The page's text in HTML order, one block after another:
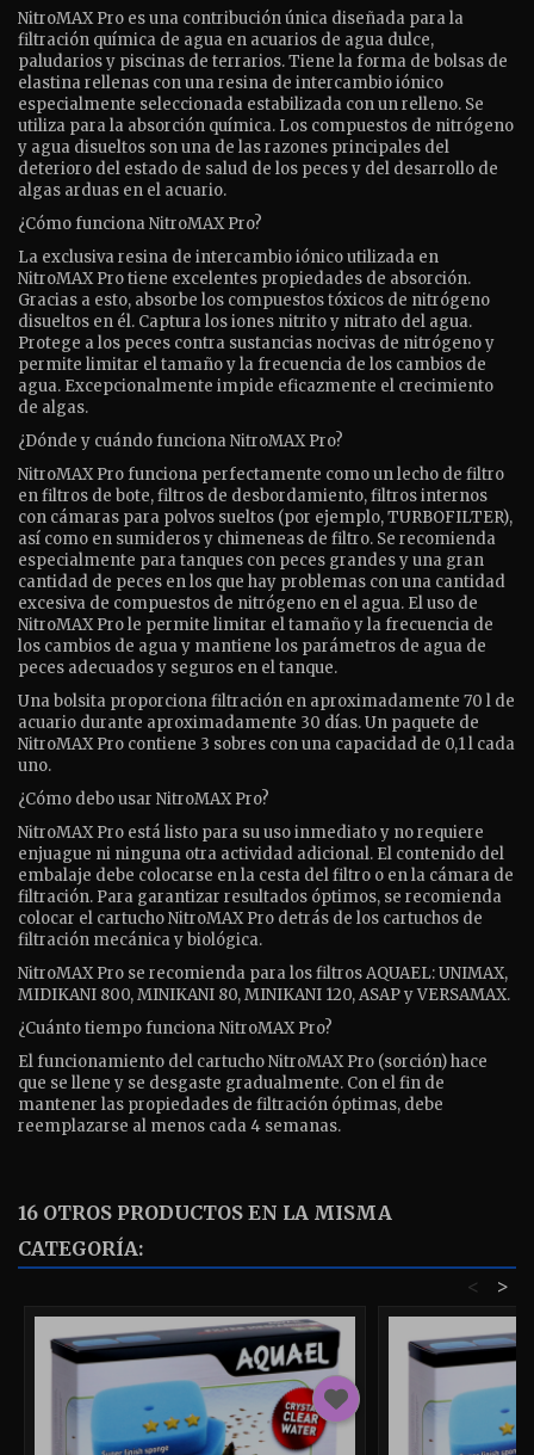
NitroMAX Pro es una contribución única diseñada para la
filtración química de agua en acuarios de agua dulce,
paludarios y piscinas de terrarios. Tiene la forma de bolsas de
elastina rellenas con una resina de intercambio iónico
especialmente seleccionada estabilizada con un relleno. Se
utiliza para la absorción química. Los compuestos de nitrógeno
y agua disueltos son una de las razones principales del
deterioro del estado de salud de los peces y del desarrollo de
algas arduas en el acuario.
¿Cómo funciona NitroMAX Pro?
La exclusiva resina de intercambio iónico utilizada en
NitroMAX Pro tiene excelentes propiedades de absorción.
Gracias a esto, absorbe los compuestos tóxicos de nitrógeno
disueltos en él. Captura los iones nitrito y nitrato del agua.
Protege a los peces contra sustancias nocivas de nitrógeno y
permite limitar el tamaño y la frecuencia de los cambios de
agua. Excepcionalmente impide eficazmente el crecimiento
de algas.
¿Dónde y cuándo funciona NitroMAX Pro?
NitroMAX Pro funciona perfectamente como un lecho de filtro
en filtros de bote, filtros de desbordamiento, filtros internos
con cámaras para polvos sueltos (por ejemplo, TURBOFILTER),
así como en sumideros y chimeneas de filtro. Se recomienda
especialmente para tanques con peces grandes y una gran
cantidad de peces en los que hay problemas con una cantidad
excesiva de compuestos de nitrógeno en el agua. El uso de
NitroMAX Pro le permite limitar el tamaño y la frecuencia de
los cambios de agua y mantiene los parámetros de agua de
peces adecuados y seguros en el tanque.
Una bolsita proporciona filtración en aproximadamente 70 l de
acuario durante aproximadamente 30 días. Un paquete de
NitroMAX Pro contiene 3 sobres con una capacidad de 0,1 l cada
uno.
¿Cómo debo usar NitroMAX Pro?
NitroMAX Pro está listo para su uso inmediato y no requiere
enjuague ni ninguna otra actividad adicional. El contenido del
embalaje debe colocarse en la cesta del filtro o en la cámara de
filtración. Para garantizar resultados óptimos, se recomienda
colocar el cartucho NitroMAX Pro detrás de los cartuchos de
filtración mecánica y biológica.
NitroMAX Pro se recomienda para los filtros AQUAEL: UNIMAX,
MIDIKANI 800, MINIKANI 80, MINIKANI 120, ASAP y VERSAMAX.
¿Cuánto tiempo funciona NitroMAX Pro?
El funcionamiento del cartucho NitroMAX Pro (sorción) hace
que se llene y se desgaste gradualmente. Con el fin de
mantener las propiedades de filtración óptimas, debe
reemplazarse al menos cada 4 semanas.
16 OTROS PRODUCTOS EN LA MISMA
CATEGORÍA:
>
<